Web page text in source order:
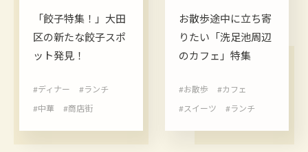
「餃子特集！」大田
区の新たな餃子スポ
ット発見！
#ディナー
#ランチ
#中華
#商店街
お散歩途中に立ち寄
りたい「洗足池周辺
のカフェ」特集
#お散歩
#カフェ
#スイーツ
#ランチ